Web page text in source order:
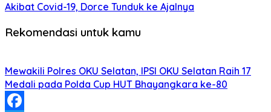
Akibat Covid-19, Dorce Tunduk ke Ajalnya
Rekomendasi untuk kamu
Mewakili Polres OKU Selatan, IPSI OKU Selatan Raih 17
Medali pada Polda Cup HUT Bhayangkara ke-80